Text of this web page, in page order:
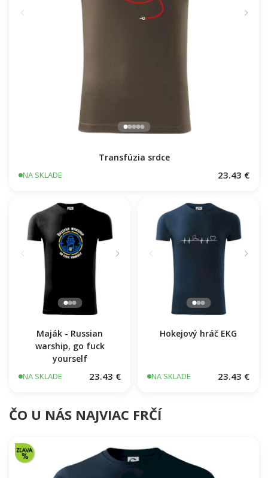
Transfúzia srdce
NA SKLADE 23.43 €
Maják - Russian
warship, go fuck
yourself
NA SKLADE 23.43 €
Hokejový hráč EKG
NA SKLADE 23.43 €
ČO U NÁS NAJVIAC FRČÍ